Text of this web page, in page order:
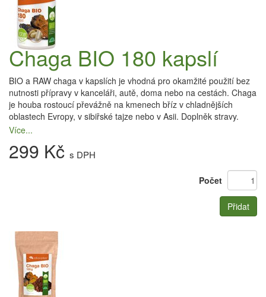
Chaga BIO 180 kapslí
BIO a RAW chaga v kapslích je vhodná pro okamžité použití bez
nutnosti přípravy v kanceláři, autě, doma nebo na cestách. Chaga
je houba rostoucí převážně na kmenech bříz v chladnějších
oblastech Evropy, v sibiřské tajze nebo v Asii. Doplněk stravy.
Více...
299 Kč s DPH
Počet
Přidat